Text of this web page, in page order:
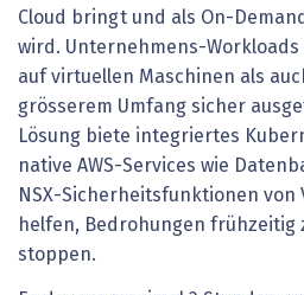
Cloud bringt und als On-
wird. Unternehmens-
auf virtuellen Maschinen als
grösserem Umfang sicher
Lösung biete integriertes
native AWS-Services wie
NSX-Sicherheitsfunktionen von
helfen, Bedrohungen frühzeitig
stoppen.